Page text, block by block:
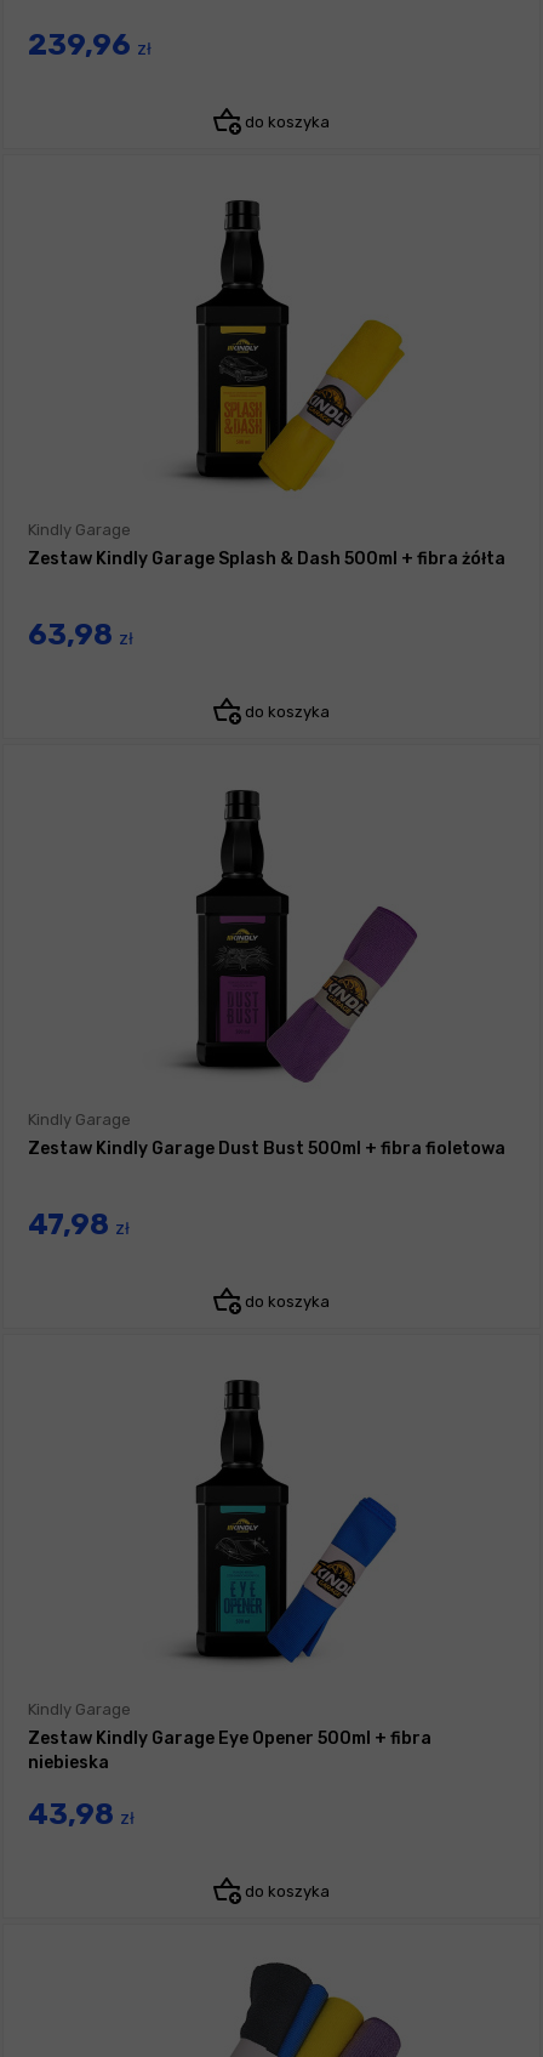
239,96 zł
do koszyka
Kindly Garage
Zestaw Kindly Garage Splash & Dash 500ml + fibra żółta
63,98 zł
do koszyka
Kindly Garage
Zestaw Kindly Garage Dust Bust 500ml + fibra fioletowa
47,98 zł
do koszyka
Kindly Garage
Zestaw Kindly Garage Eye Opener 500ml + fibra
niebieska
43,98 zł
do koszyka